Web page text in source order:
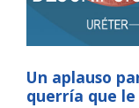
Un aplauso
querría que